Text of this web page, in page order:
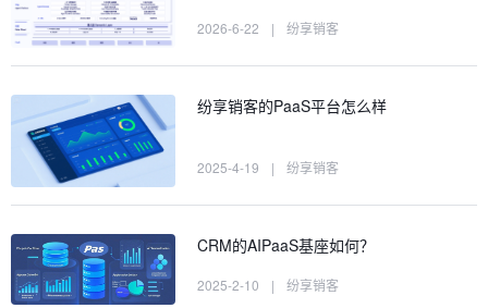
2026-6-22 | 纷享销客
纷享销客的PaaS平台怎么样
2025-4-19 | 纷享销客
CRM的AIPaaS基座如何？
2025-2-10 | 纷享销客